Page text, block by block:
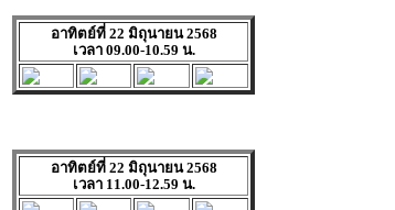
อาทิตย์ที่ 22 มิถุนายน 2568
เวลา 09.00-10.59 น.
อาทิตย์ที่ 22 มิถุนายน 2568
เวลา 11.00-12.59 น.